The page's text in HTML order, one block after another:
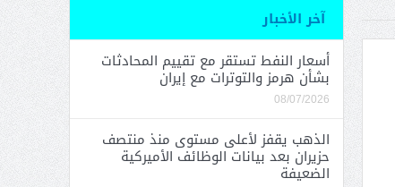
آخر الأخبار
أسعار النفط تستقر مع تقييم المحادثات
بشأن هرمز والتوترات مع إيران
08/07/2026
الذهب يقفز لأعلى مستوى منذ منتصف
حزيران بعد بيانات الوظائف الأميركية
الضعيفة